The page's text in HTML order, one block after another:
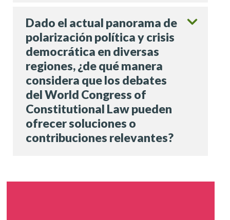
Dado el actual panorama de
polarización política y crisis
democrática en diversas
regiones, ¿de qué manera
considera que los debates
del World Congress of
Constitutional Law pueden
ofrecer soluciones o
contribuciones relevantes?